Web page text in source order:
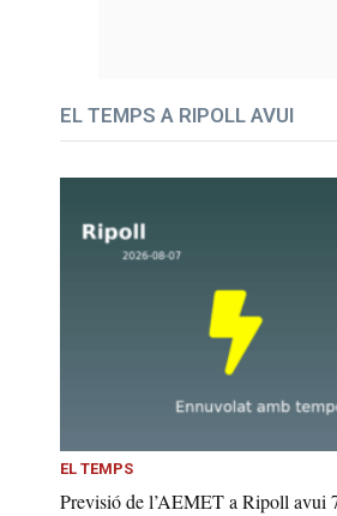
EL TEMPS A RIPOLL AVUI
EL TEMPS
Previsió de l’AEMET a Ripoll avui